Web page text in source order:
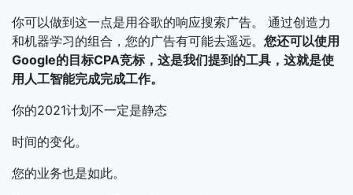
你可以做到这一点是用谷歌的响应搜索广告。
通过创造力
和机器学习的组合，您的广告有可能去遥远。 您还可以使用
Google的目标CPA竞标，这是我们提到的工具，这就是使
用人工智能完成完成工作。
你的2021计划不一定是静态
时间的变化。
您的业务也是如此。